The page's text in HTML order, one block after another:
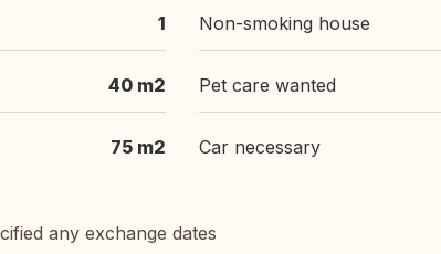
1
40 m2
75 m2
Non-smoking house
Pet care wanted
Car necessary
any exchange dates